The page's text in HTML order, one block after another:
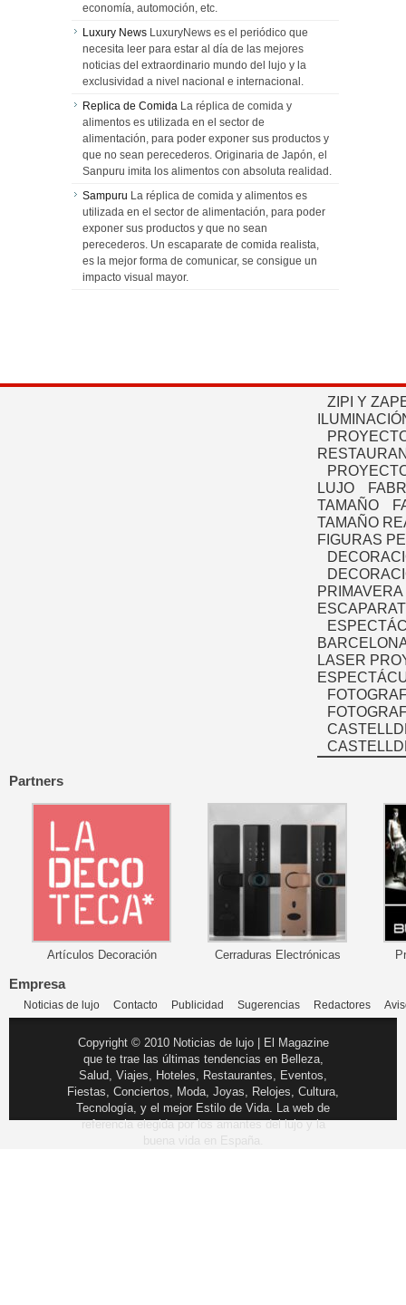
economía, automoción, etc.
Luxury News LuxuryNews es el periódico que
necesita leer para estar al día de las mejores
noticias del extraordinario mundo del lujo y la
exclusividad a nivel nacional e internacional.
Replica de Comida La réplica de comida y
alimentos es utilizada en el sector de
alimentación, para poder exponer sus productos y
que no sean perecederos. Originaria de Japón, el
Sanpuru imita los alimentos con absoluta realidad.
Sampuru La réplica de comida y alimentos es
utilizada en el sector de alimentación, para poder
exponer sus productos y que no sean
perecederos. Un escaparate de comida realista,
es la mejor forma de comunicar, se consigue un
impacto visual mayor.
ZIPI Y
LUJO
TAMAÑO
TAMAÑO
FIGURAS
PRIMAVERA
LASER
Partners
Artículos Decoración Cerraduras Electrónicas
Empresa
Noticias de lujo Contacto Publicidad Sugerencias Redactores
Copyright © 2010 Noticias de lujo | El Magazine
que te trae las últimas tendencias en Belleza,
Salud, Viajes, Hoteles, Restaurantes, Eventos,
Fiestas, Conciertos, Moda, Joyas, Relojes, Cultura,
Tecnología, y el mejor Estilo de Vida. La web de
referencia elegida por los amantes del lujo y la